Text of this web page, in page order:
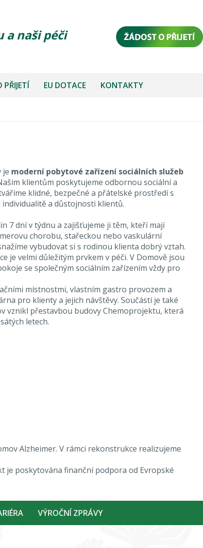
naši péči
EU DOTACE KONTAKTY
je moderní pobytové zařízení sociálních služeb
klientům poskytujeme odbornou sociální a
klidné, bezpečné a přátelské prostředí s
a důstojnosti klientů.
7 dní v týdnu a zajišťujeme ji těm, kteří mají
chorobu, stařeckou nebo vaskulární
vybudovat si s rodinou klienta dobrý vztah.
je velmi důležitým prvkem v péči. V Domově jsou
se společným sociálním zařízením vždy pro
místnostmi, vlastním gastro provozem a
pro klienty a jejich návštěvy. Součástí je také
vznikl přestavbou budovy Chemoprojektu, která
letech.
Alzheimer. V rámci rekonstrukce realizujeme
poskytována finanční podpora od Evropské
VÝROČNÍ ZPRÁVY